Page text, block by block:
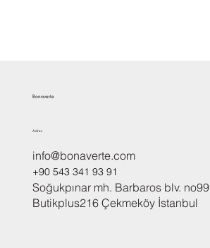
Bonaverte
Adres
info@bonaverte.com
+90 543 341 93 91
Soğukpınar mh. Barbaros blv. no99
Butikplus216 Çekmeköy İstanbul